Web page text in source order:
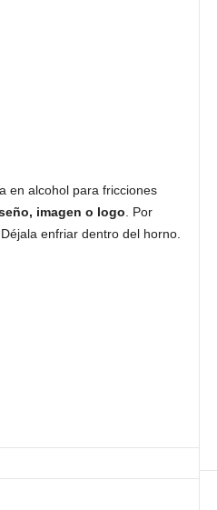
en alcohol para fricciones
imagen o logo . Por
enfriar dentro del horno.